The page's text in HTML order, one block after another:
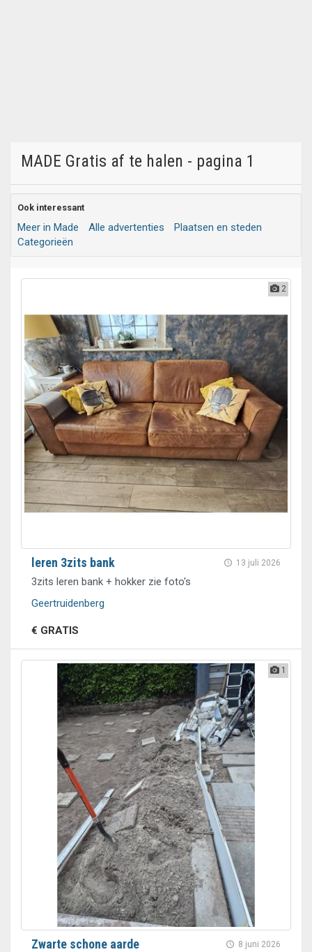
MADE Gratis af te halen - pagina 1
Ook interessant
Meer in Made Alle advertenties
Plaatsen en steden
Categorieën
2
13 juli 2026
leren 3zits bank
3zits leren bank + hokker zie foto's
Geertruidenberg
€ GRATIS
1
8 juni 2026
Zwarte schone aarde